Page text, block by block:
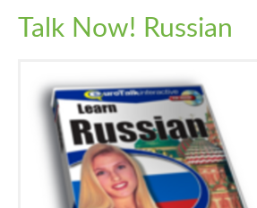
Talk Now! Russian